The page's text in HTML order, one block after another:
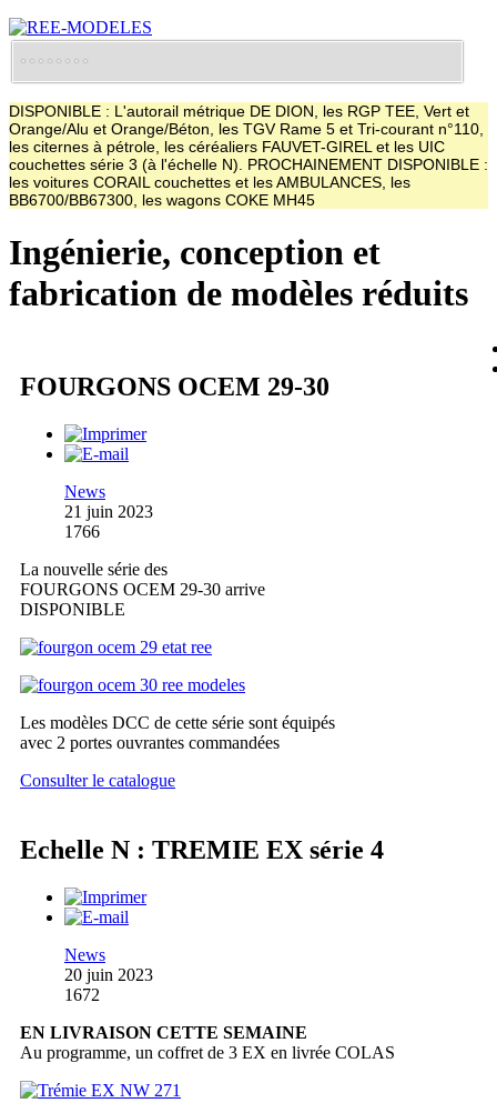
DISPONIBLE : L'autorail métrique DE DION, les RGP TEE, Vert et
Orange/Alu et Orange/Béton, les TGV Rame 5 et Tri-courant n°110,
les citernes à pétrole, les céréaliers FAUVET-GIREL et les UIC
couchettes série 3 (à l'échelle N). PROCHAINEMENT DISPONIBLE :
les voitures CORAIL couchettes et les AMBULANCES, les
BB6700/BB67300, les wagons COKE MH45
Ingénierie, conception et
fabrication de modèles réduits
FOURGONS OCEM 29-30
News
21 juin 2023
1766
La nouvelle série des
FOURGONS OCEM 29-30 arrive
DISPONIBLE
Les modèles DCC de cette série sont équipés
avec 2 portes ouvrantes commandées
Consulter le catalogue
Echelle N : TREMIE EX série 4
News
20 juin 2023
1672
EN LIVRAISON CETTE SEMAINE
Au programme, un coffret de 3 EX en livrée COLAS